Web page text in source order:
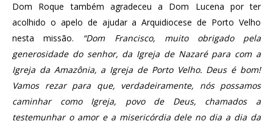
Dom Roque também agradeceu a Dom Lucena por ter
acolhido o apelo de ajudar a Arquidiocese de Porto Velho
nesta missão. “Dom Francisco, muito obrigado pela
generosidade do senhor, da Igreja de Nazaré para com a
Igreja da Amazônia, a Igreja de Porto Velho. Deus é bom!
Vamos rezar para que, verdadeiramente, nós possamos
caminhar como Igreja, povo de Deus, chamados a
testemunhar o amor e a misericórdia dele no dia a dia da